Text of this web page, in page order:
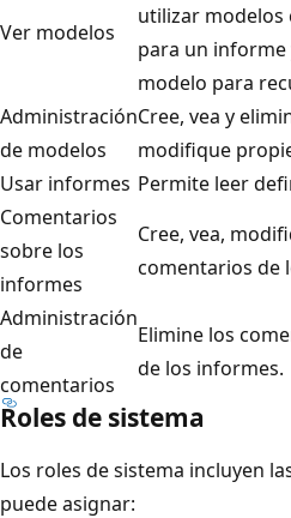
Ver modelos
utilizar modelos
para un informe
modelo para
Administración
de modelos
Cree, vea y
modifique
Usar informes Permite leer
Comentarios
sobre los
informes
Cree, vea,
comentarios de
Administración
de
comentarios
Elimine los
de los informes.
Roles de sistema
Los roles de sistema incluyen
puede asignar: